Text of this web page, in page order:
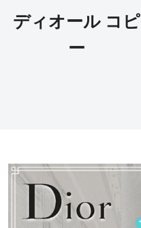
ディオール コピ
ー